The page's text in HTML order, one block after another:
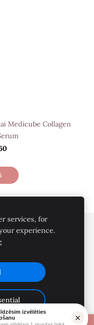
Medicube Collagen
noteikumi
izvēlēties
×
services, for
experience.